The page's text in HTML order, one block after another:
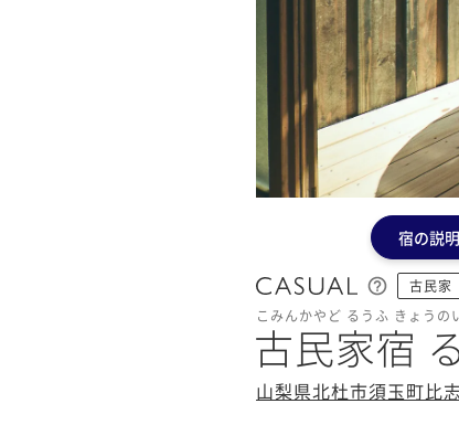
宿の説明
古民家
こみんかやど るうふ きょうの
古民家宿
山梨県北杜市須玉町比